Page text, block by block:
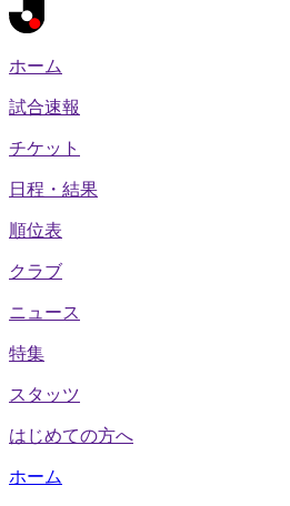
ホーム
試合速報
チケット
日程・結果
順位表
クラブ
ニュース
特集
スタッツ
はじめての方へ
ホーム